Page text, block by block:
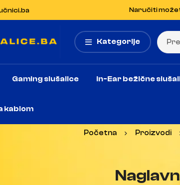
Naručiti
Kategorije
Gaming slušalice In-Ear bežične
kablom
Početna Proizvodi